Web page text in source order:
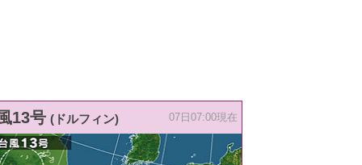
13号 (ドルフィン) 07日07:00現在